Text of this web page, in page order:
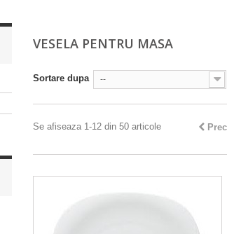
VESELA PENTRU MASA
Sortare dupa --
Se afiseaza 1-12 din 50 articole